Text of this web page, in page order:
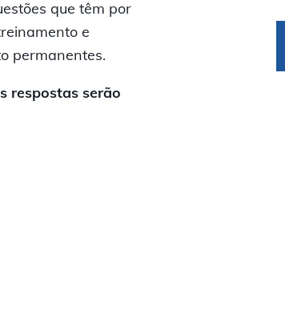
de turmas
que têm por
e
permanentes.
respostas serão